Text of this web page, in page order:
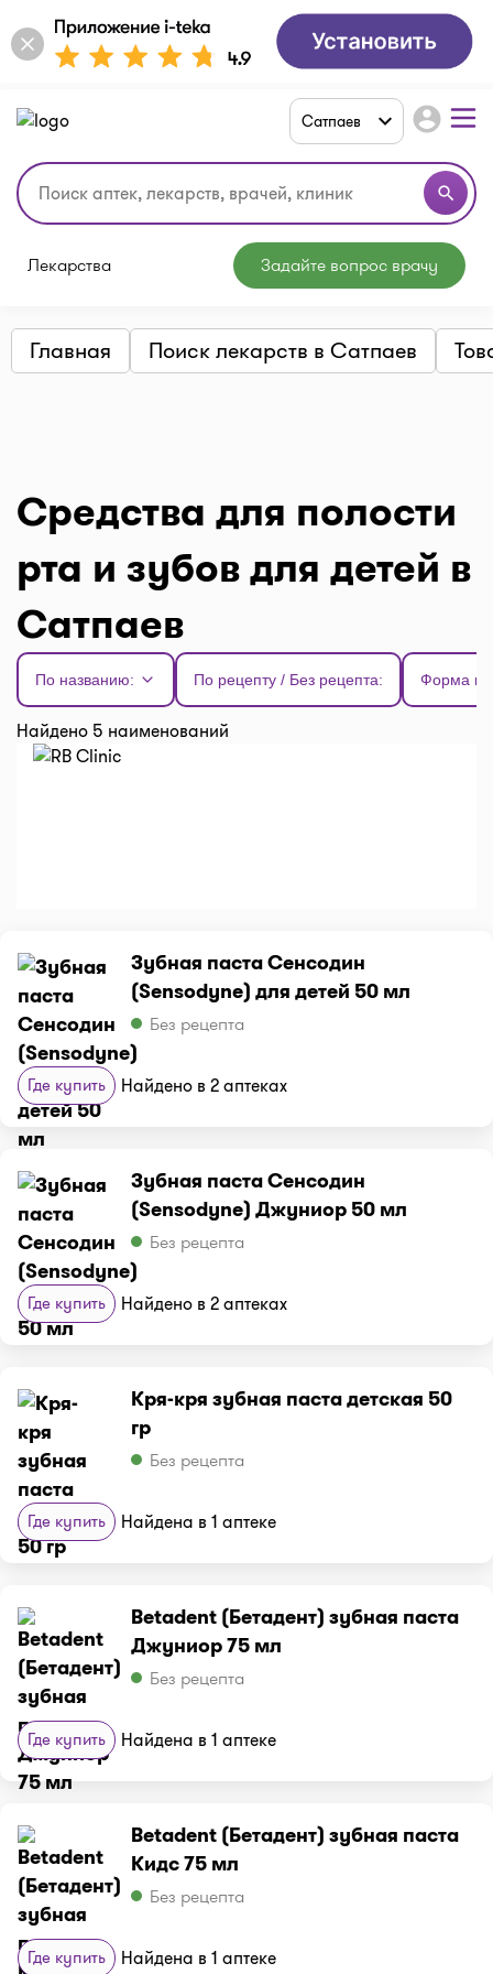
search
Сатпаев account_circle
Лекарства Задайте вопрос врачу
Главная Поиск лекарств в Сатпаев
Средства для полости
рта и зубов для детей в
Сатпаев
По названию: По рецепту / Без рецепта: Форма
Найдено 5 наименований
Зубная паста Сенсодин
(Sensodyne) для детей 50 мл
Без рецепта
Где купить Найдено в 2 аптеках
Зубная паста Сенсодин
(Sensodyne) Джуниор 50 мл
Без рецепта
Где купить Найдено в 2 аптеках
Кря-кря зубная паста детская 50
гр
Без рецепта
Где купить Найдена в 1 аптеке
Betadent (Бетадент) зубная паста
Джуниор 75 мл
Без рецепта
Где купить Найдена в 1 аптеке
Betadent (Бетадент) зубная паста
Кидс 75 мл
Без рецепта
Где купить Найдена в 1 аптеке